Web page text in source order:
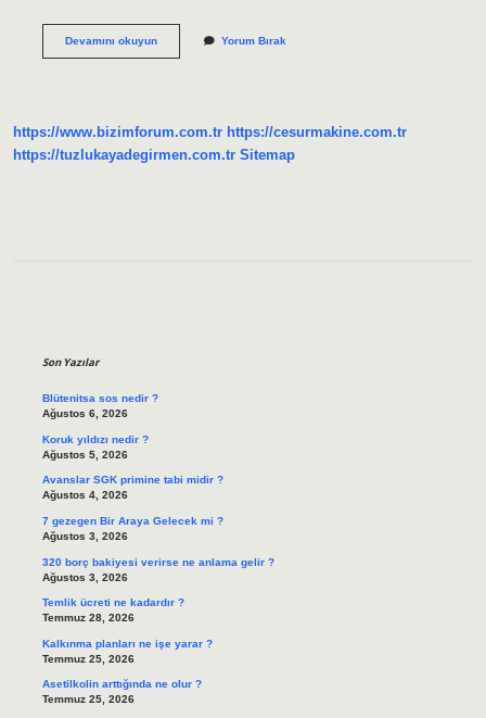
Devamını okuyunKarıncalar
Yorum Bırak
https://www.bizimforum.com.tr https://cesurmakine.com.tr
https://tuzlukayadegirmen.com.tr Sitemap
Son Yazılar
Blütenitsa sos nedir ?
Ağustos 6, 2026
Koruk yıldızı nedir ?
Ağustos 5, 2026
Avanslar SGK primine tabi midir ?
Ağustos 4, 2026
7 gezegen Bir Araya Gelecek mi ?
Ağustos 3, 2026
320 borç bakiyesi verirse ne anlama gelir ?
Ağustos 3, 2026
Temlik ücreti ne kadardır ?
Temmuz 28, 2026
Kalkınma planları ne işe yarar ?
Temmuz 25, 2026
Asetilkolin arttığında ne olur ?
Temmuz 25, 2026